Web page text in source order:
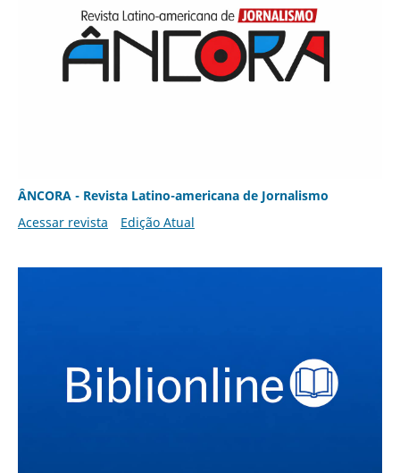
ÂNCORA - Revista Latino-americana de Jornalismo
Acessar revista
Edição Atual